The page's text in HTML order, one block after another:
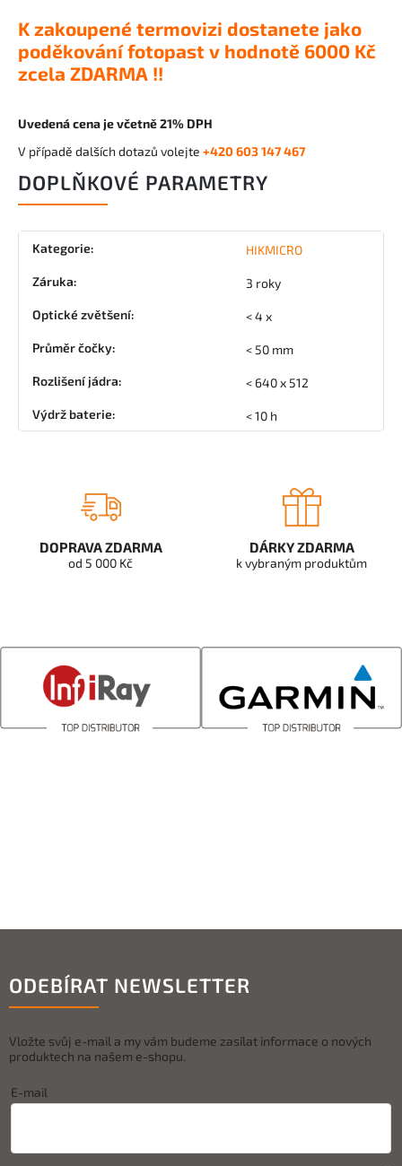
K zakoupené termovizi dostanete jako
poděkování fotopast v hodnotě 6000 Kč
zcela ZDARMA !!
Uvedená cena je včetně 21% DPH
V případě dalších dotazů volejte +420 603 147 467
DOPLŇKOVÉ PARAMETRY
Kategorie: HIKMICRO
Záruka: 3 roky
Optické zvětšení: < 4 x
Průměr čočky: < 50 mm
Rozlišení jádra: < 640 x 512
Výdrž baterie: < 10 h
DOPRAVA ZDARMA
od 5 000 Kč
DÁRKY ZDARMA
k vybraným produktům
ODEBÍRAT NEWSLETTER
Vložte svůj e-mail a my vám budeme zasílat informace o nových
produktech na našem e-shopu.
E-mail